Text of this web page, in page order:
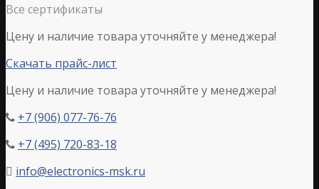
Все сертификаты
Цену и наличие товара уточняйте у менеджера!
Скачать прайс-лист
Цену и наличие товара уточняйте у менеджера!
 +7 (906) 077-76-76
 +7 (495) 720-83-18
 info@electronics-msk.ru